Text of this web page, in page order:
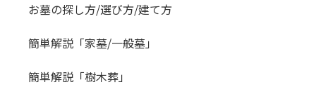
お墓の探し方/選び方/建て方
簡単解説「家墓/一般墓」
簡単解説「樹木葬」